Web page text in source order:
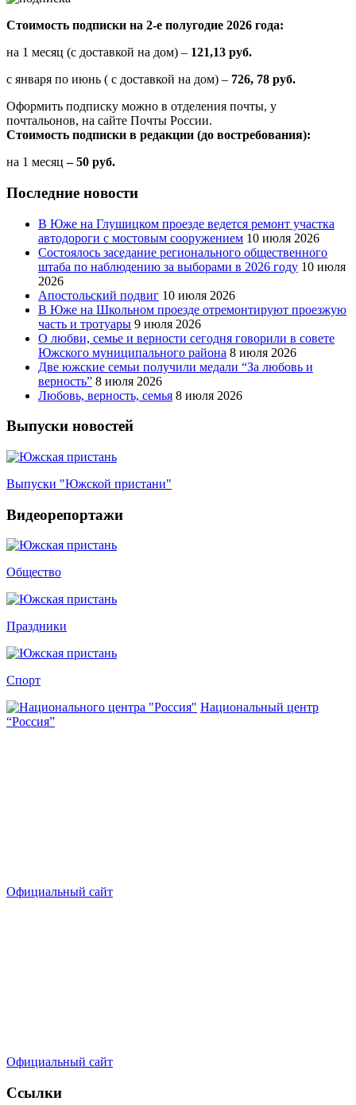
Стоимость подписки на 2-е полугодие 2026 года:
на 1 месяц (с доставкой на дом) – 121,13 руб.
с января по июнь ( с доставкой на дом) – 726, 78 руб.
Оформить подписку можно в отделения почты, у
почтальонов, на сайте Почты России.
Стоимость подписки в редакции (до востребования):
на 1 месяц – 50 руб.
Последние новости
В Юже на Глушицком проезде ведется ремонт участка
автодороги с мостовым сооружением 10 июля 2026
Состоялось заседание регионального общественного
штаба по наблюдению за выборами в 2026 году 10 июля
2026
Апостольский подвиг 10 июля 2026
В Юже на Школьном проезде отремонтируют проезжую
часть и тротуары 9 июля 2026
О любви, семье и верности сегодня говорили в совете
Южского муниципального района 8 июля 2026
Две южские семьи получили медали “За любовь и
верность” 8 июля 2026
Любовь, верность, семья 8 июля 2026
Выпуски новостей
Выпуски "Южской пристани"
Видеорепортажи
Общество
Праздники
Спорт
Национальный центр
“Россия”
Официальный сайт
Официальный сайт
Ссылки